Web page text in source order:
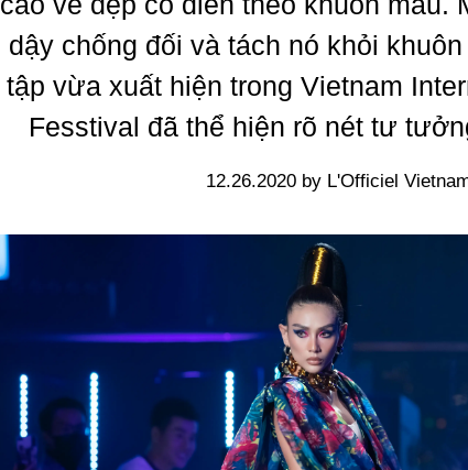
dậy chống đối và tách nó khỏi
tập vừa xuất hiện trong Vietnam
Fesstival đã thể hiện rõ nét tư
12.26.2020 by L'Officiel